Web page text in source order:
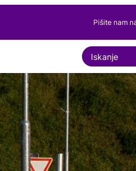
Pišite nam
S
e
a
r
c
h